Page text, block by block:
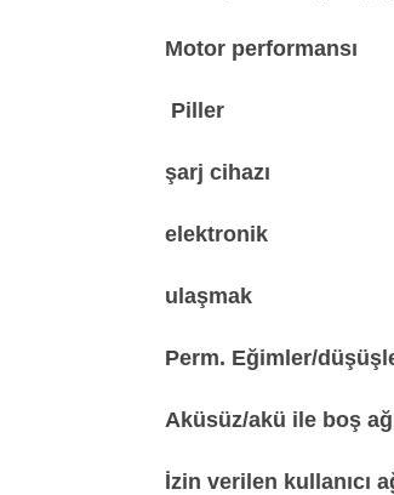
Motor performansı
Piller
şarj cihazı
elektronik
ulaşmak
Perm. Eğimler/
Aküsüz/akü ile boş
İzin verilen kullanıcı